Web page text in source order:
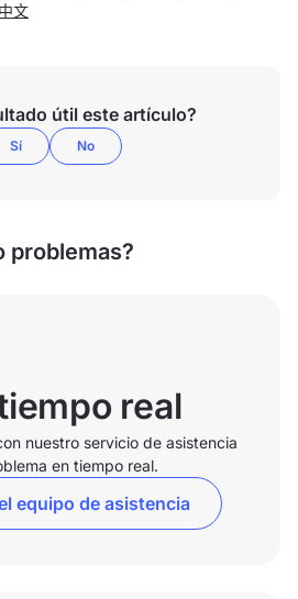
文
útil este artículo?
Sí No
problemas?
real
nuestro servicio de asistencia
en tiempo real.
equipo de asistencia